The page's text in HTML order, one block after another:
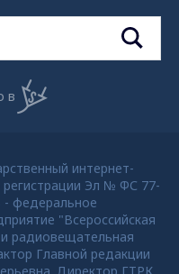
в
интернет-
регистрации Эл № ФС 77-
- федеральное
"Всероссийская
и радиовещательная
Главной редакции